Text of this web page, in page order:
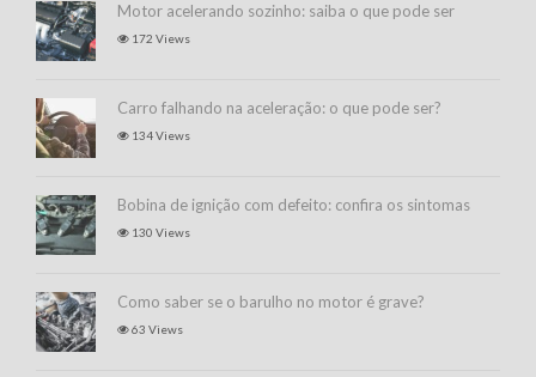
Motor acelerando sozinho: saiba o que pode ser
172 Views
Carro falhando na aceleração: o que pode ser?
134 Views
Bobina de ignição com defeito: confira os sintomas
130 Views
Como saber se o barulho no motor é grave?
63 Views